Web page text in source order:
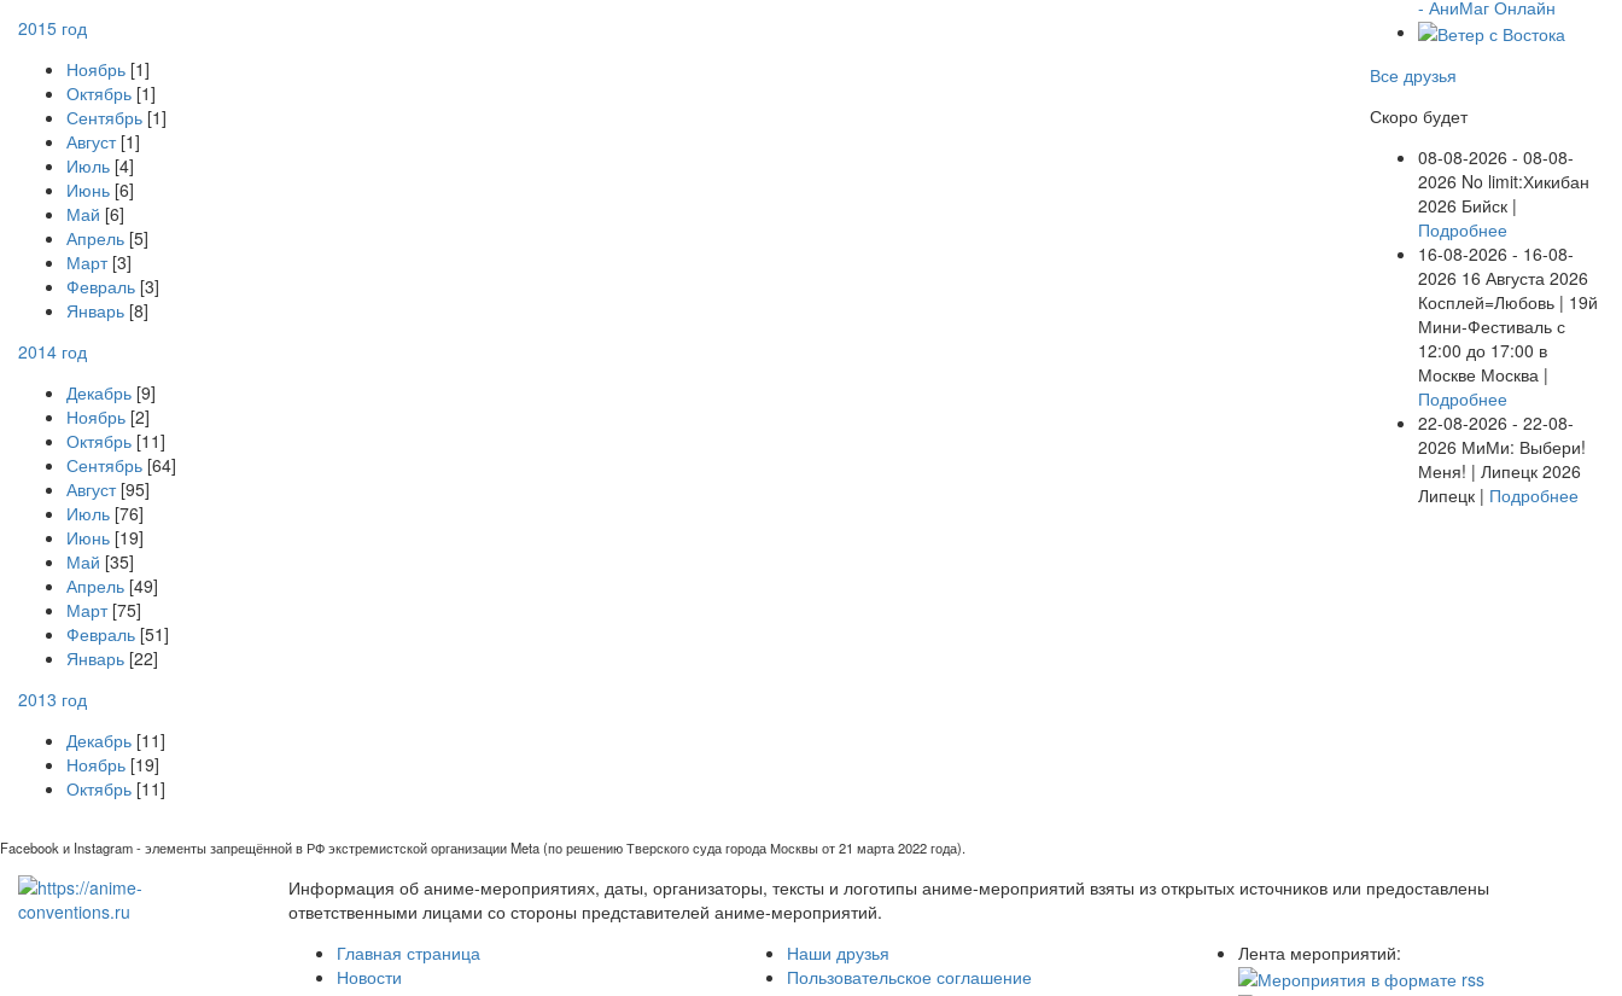
2015 год
Ноябрь [1]
Октябрь [1]
Сентябрь [1]
Август[1]
Июль [4]
Июнь [6]
Май [6]
Апрель [5]
Март[3]
Февраль [3]
Январь [8]
2014 год
Декабрь [9]
Ноябрь [2]
Октябрь [11]
Сентябрь [64]
Август[95]
Июль [76]
Июнь [19]
Май [35]
Апрель [49]
Март[75]
Февраль [51]
Январь [22]
2013 год
Декабрь [11]
Ноябрь [19]
Октябрь [11]
Все друзья
Скоро будет
08-08-2026 - 08-08-
2026 No limit:Хикибан
2026 Бийск |
Подробнее
16-08-2026 - 16-08-
2026 16 Августа 2026
Косплей=Любовь | 19й
Мини-Фестиваль с
12:00 до 17:00 в
Москве Москва |
Подробнее
22-08-2026 - 22-08-
2026 МиМи: Выбери!
Меня! | Липецк 2026
Липецк | Подробнее
Facebook и Instagram - элементы запрещённой в РФ экстремистской организации Meta (по решению Тверского суда города Москвы от 21 марта 2022 года).
Информация об аниме-мероприятиях, даты, организаторы, тексты и логотипы аниме-мероприятий взяты из открытых источников или предоставлены
ответственными лицами со стороны представителей аниме-мероприятий.
Главная страница
Новости
Наши друзья
Пользовательское соглашение
Лента мероприятий: